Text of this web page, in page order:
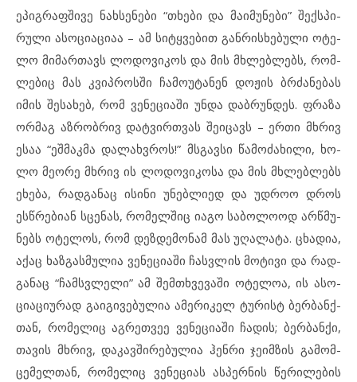
ეპ­იგ­რაფ­ში­ვე ნახ­სე­ნე­ბი “თხე­ბი და მა­ი­მუ­ნე­ბი” შექს­პი­
რუ­ლი ას­ო­ცი­ა­ციაა – ამ სიტყ­ვე­ბით გან­რის­ხე­ბუ­ლი ოტ­ე­
ლო მი­მარ­თავს ლოდოვ­ი­კოს და მის მხლებ­ლებს, რომ­
ლე­ბიც მას კვიპ­როს­ში ჩა­მო­უ­ტა­ნენ დო­ჟის ბრძა­ნებას
იმ­ის შე­სა­ხებ, რომ ვე­ნე­ცი­ა­ში უნ­და დაბ­რუნ­დეს. ფრა­ზა
ორ­მაგ აზ­რობ­რივ დატვირ­თ­ვას შე­ი­ცავს – ერ­თი მხრივ
ესაა “ეშ­მაკ­მა და­ლახ­ვ­როს!” მსგავ­სი წა­მო­ძა­ხილი, ხო­
ლო მე­ო­რე მხრივ ის ლო­დო­ვი­კო­სა და მის მხლებ­ლებს
ეხ­ე­ბა, რად­გა­ნაც ის­ი­ნი უნ­ებ­ლი­ედ და უდ­როო დროს
ესწ­რე­ბი­ან სცე­ნას, რო­მელ­შიც იაგო სა­ბო­ლო­ოდ არწ­მუ­
ნებს ოტ­ე­ლოს, რომ დეზ­დე­მო­ნამ მას უღ­ა­ლა­ტა. ცხა­დია,
აქ­აც ხაზ­გას­მუ­ლია ვე­ნე­ცი­აში ჩას­ვ­ლის მო­ტი­ვი და რად­
გა­ნაც “ჩამ­ს­ვ­ლე­ლი” ამ შემ­თხ­ვე­ვა­ში ოტ­ე­ლოა, ის ას­ო­
ციაცი­უ­რად გა­ი­გი­ვე­ბუ­ლია ამ­ე­რი­კელ ტუ­რისტ ბერ­ბან­ქ­
თან, რო­მე­ლიც აგ­რეთ­ვეე ვე­ნეცი­ა­ში ჩა­დის; ბერ­ბან­ქი,
თა­ვის მხრივ, და­კავ­ში­რე­ბუ­ლია ჰენ­რი ჯე­იმ­ზის გა­მომ­
ცემელ­თან, რო­მე­ლიც ვე­ნე­ცი­ას ას­პერ­ნის წე­რი­ლე­ბის